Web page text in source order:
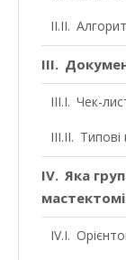
Чек-
Яка